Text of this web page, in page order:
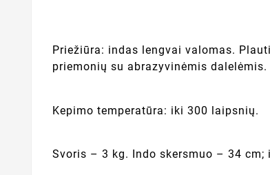
Priežiūra: indas lengvai valomas.
priemonių su abrazyvinėmis dalelėmis.
Kepimo temperatūra: iki 300 laipsnių.
Svoris – 3 kg. Indo skersmuo – 34